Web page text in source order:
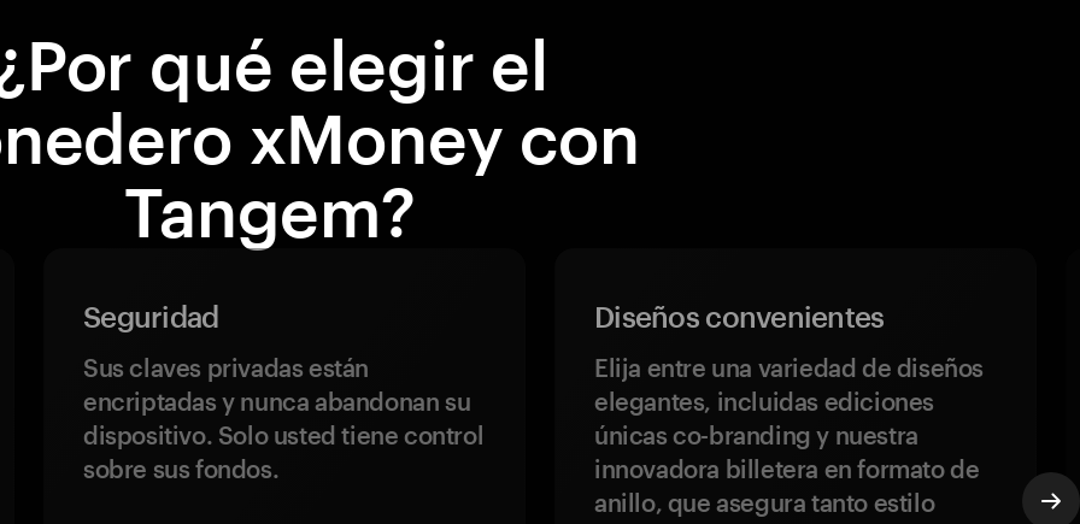
qué elegir el
xMoney con
Tangem?
Seguridad
Sus claves privadas están
encriptadas y nunca abandonan su
dispositivo. Solo usted tiene control
sobre sus fondos.
Diseños convenientes
Elija entre una variedad de diseños
elegantes, incluidas ediciones
únicas co-branding y nuestra
innovadora billetera en formato de
anillo, que asegura tanto estilo